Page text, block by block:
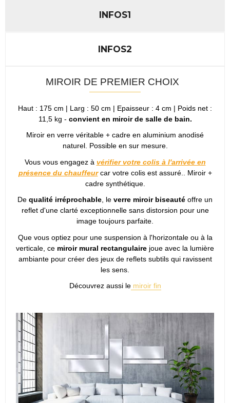
INFOS1
INFOS2
MIROIR DE PREMIER CHOIX
Haut : 175 cm | Larg : 50 cm | Epaisseur : 4 cm | Poids net :
11,5 kg - convient en miroir de salle de bain.
Miroir en verre véritable + cadre en aluminium anodisé
naturel. Possible en sur mesure.
Vous vous engagez à vérifier votre colis à l'arrivée en
présence du chauffeurcar votre colis est assuré.. Miroir +
cadre synthétique.
De qualité irréprochable, le verre miroir biseauté offre un
reflet d'une clarté exceptionnelle sans distorsion pour une
image toujours parfaite.
Que vous optiez pour une suspension à l'horizontale ou à la
verticale, ce miroir mural rectangulaire joue avec la lumière
ambiante pour créer des jeux de reflets subtils qui ravissent
les sens.
Découvrez aussi lemiroir fin